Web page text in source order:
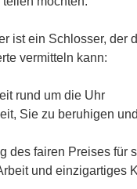
ist ein Schlosser, der
vermitteln kann:
rund um die Uhr
Sie zu beruhigen
des fairen Preises für
und einzigartiges